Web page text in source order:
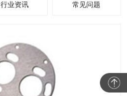
行业资讯 常见问题